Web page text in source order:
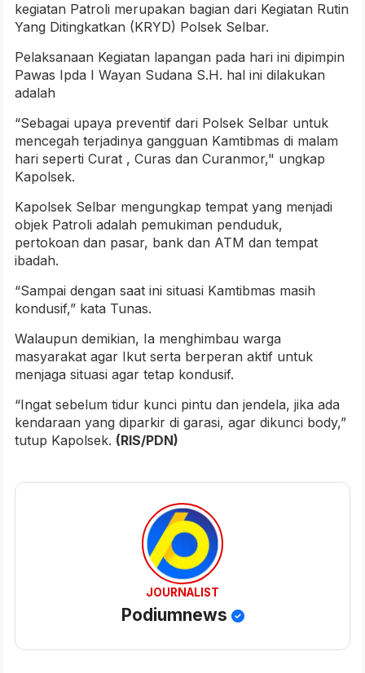
kegiatan Patroli merupakan bagian dari Kegiatan Rutin
Yang Ditingkatkan (KRYD) Polsek Selbar.
Pelaksanaan Kegiatan lapangan pada hari ini dipimpin
Pawas Ipda I Wayan Sudana S.H. hal ini dilakukan
adalah
“Sebagai upaya preventif dari Polsek Selbar untuk
mencegah terjadinya gangguan Kamtibmas di malam
hari seperti Curat , Curas dan Curanmor," ungkap
Kapolsek.
Kapolsek Selbar mengungkap tempat yang menjadi
objek Patroli adalah pemukiman penduduk,
pertokoan dan pasar, bank dan ATM dan tempat
ibadah.
“Sampai dengan saat ini situasi Kamtibmas masih
kondusif,” kata Tunas.
Walaupun demikian, Ia menghimbau warga
masyarakat agar Ikut serta berperan aktif untuk
menjaga situasi agar tetap kondusif.
“Ingat sebelum tidur kunci pintu dan jendela, jika ada
kendaraan yang diparkir di garasi, agar dikunci body,”
tutup Kapolsek. (RIS/PDN)
JOURNALIST
Podiumnews